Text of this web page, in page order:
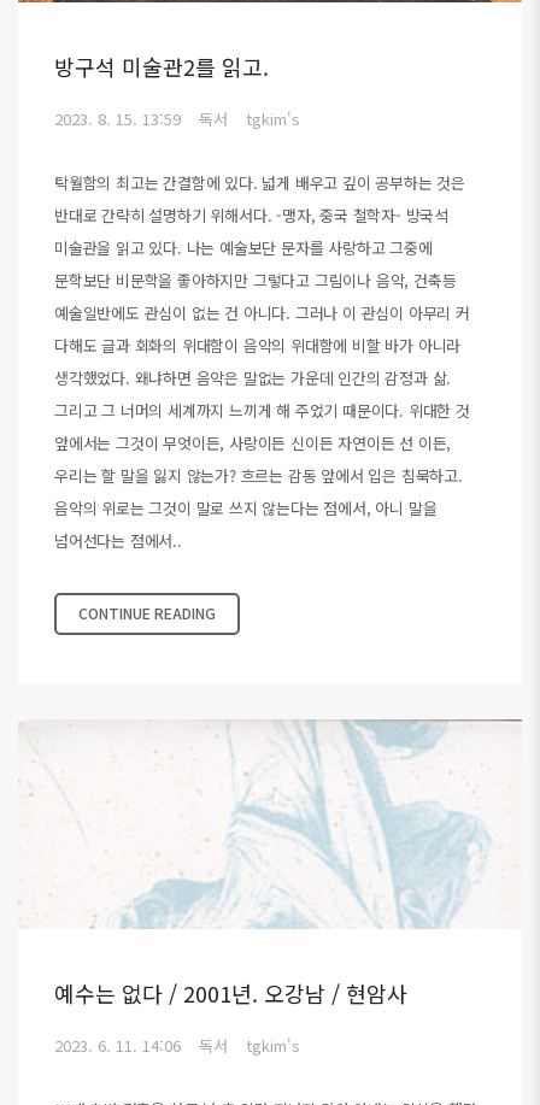
방구석 미술관2를 읽고.
2023. 8. 15. 13:59 독서 tgkim's
탁월함의 최고는 간결함에 있다. 넓게 배우고 깊이 공부하는 것은
반대로 간략히 설명하기 위해서다. -맹자, 중국 철학자- 방국석
미술관을 읽고 있다. 나는 예술보단 문자를 사랑하고 그중에
문학보단 비문학을 좋아하지만 그렇다고 그림이나 음악, 건축등
예술일반에도 관심이 없는 건 아니다. 그러나 이 관심이 아무리 커
다해도 글과 회화의 위대함이 음악의 위대함에 비할 바가 아니라
생각했었다. 왜냐하면 음악은 말없는 가운데 인간의 감정과 삶.
그리고 그 너머의 세계까지 느끼게 해 주었기 때문이다. 위대한 것
앞에서는 그것이 무엇이든, 사랑이든 신이든 자연이든 선 이든,
우리는 할 말을 잃지 않는가? 흐르는 감동 앞에서 입은 침묵하고.
음악의 위로는 그것이 말로 쓰지 않는다는 점에서, 아니 말을
넘어선다는 점에서..
CONTINUE READING
예수는 없다 / 2001년. 오강남 / 현암사
2023. 6. 11. 14:06 독서 tgkim's